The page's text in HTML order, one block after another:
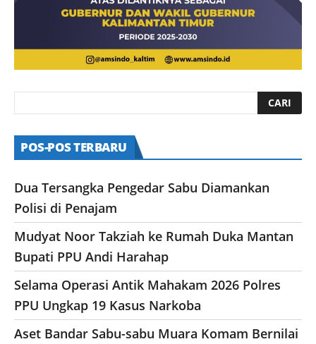
POS-POS TERBARU
Dua Tersangka Pengedar Sabu Diamankan
Polisi di Penajam
Mudyat Noor Takziah ke Rumah Duka Mantan
Bupati PPU Andi Harahap
Selama Operasi Antik Mahakam 2026 Polres
PPU Ungkap 19 Kasus Narkoba
Aset Bandar Sabu-sabu Muara Komam Bernilai